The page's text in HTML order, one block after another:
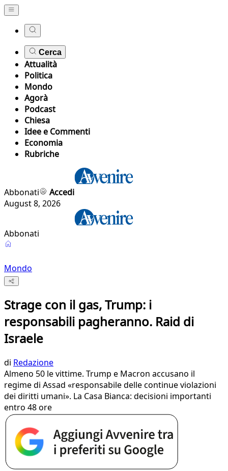
Cerca
Attualità
Politica
Mondo
Agorà
Podcast
Chiesa
Idee e Commenti
Economia
Rubriche
Abbonati
Accedi
August 8, 2026
Abbonati
Mondo
Strage con il gas, Trump: i
responsabili pagheranno. Raid di
Israele
di Redazione
Almeno 50 le vittime. Trump e Macron accusano il
regime di Assad «responsabile delle continue violazioni
dei diritti umani». La Casa Bianca: decisioni importanti
entro 48 ore